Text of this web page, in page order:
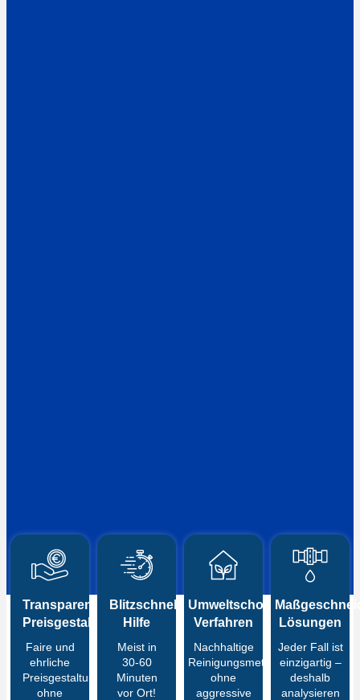
Transparente
Preisgestaltung
Faire und
ehrliche
Preisgestaltung
ohne
Blitzschnelle
Hilfe
Meist in
30-60
Minuten
vor Ort!
Umweltschonende
Verfahren
Nachhaltige
Reinigungsmethoden
ohne
aggressive
Lösungen
Jeder Fall ist
einzigartig –
deshalb
analysieren